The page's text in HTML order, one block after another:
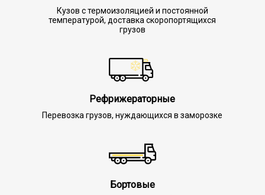
Кузов с термоизоляцией и постоянной
температурой, доставка скоропортящихся
грузов
Рефрижераторные
Перевозка грузов, нуждающихся в заморозке
Бортовые